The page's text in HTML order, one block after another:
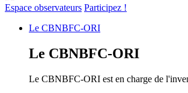
Espace observateurs Participez !
Le CBNBFC-ORI
Le CBNBFC-ORI
Le CBNBFC-ORI est en charge de